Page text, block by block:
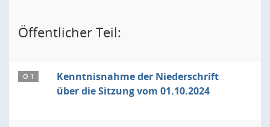
Öffentlicher Teil:
Ö 1
Kenntnisnahme der Niederschrift
über die Sitzung vom 01.10.2024